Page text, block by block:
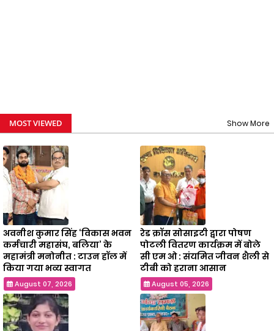
MOST VIEWED Show More
अवनीश कुमार सिंह ‘विकास भवन
कर्मचारी महासंघ, बलिया’ के
महामंत्री मनोनीत : टाउन हॉल में
किया गया भव्य स्वागत
August 07, 2026
रेड क्रॉस सोसाइटी द्वारा पोषण
पोटली वितरण कार्यक्रम में बोले
सी एम ओ : संयमित जीवन शैली से
टीबी को हराना आसान
August 05, 2026